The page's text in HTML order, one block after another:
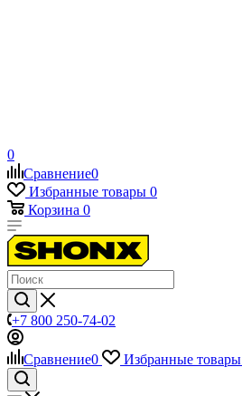
0
Сравнение0
Избранные товары 0
Корзина 0
+7 800 250-74-02
Сравнение0 Избранные товары